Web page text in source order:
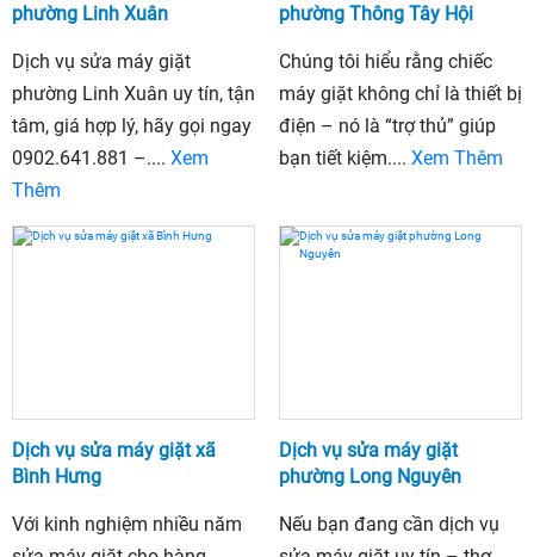
phường Linh Xuân
Dịch vụ sửa máy giặt
phường Linh Xuân uy tín, tận
tâm, giá hợp lý, hãy gọi ngay
0902.641.881 –.... Xem
Thêm
phường Thông Tây Hội
Chúng tôi hiểu rằng chiếc
máy giặt không chỉ là thiết bị
điện – nó là “trợ thủ” giúp
bạn tiết kiệm.... Xem Thêm
Dịch vụ sửa máy giặt xã
Bình Hưng
Với kinh nghiệm nhiều năm
Dịch vụ sửa máy giặt
phường Long Nguyên
Nếu bạn đang cần dịch vụ